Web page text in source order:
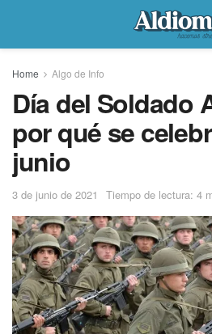
Home Algo de Info
Día del Soldado
por qué se
junio
3 de junio de 2021 Tiempo de lectura: 4